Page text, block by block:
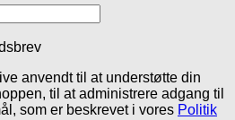
anvendt til at understøtte din
til at administrere adgang til
som er beskrevet i vores Politik